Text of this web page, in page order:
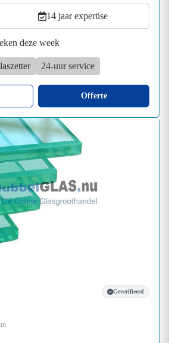
14 jaar expertise
deze week
24-uur service
Offerte
Geverifieerd